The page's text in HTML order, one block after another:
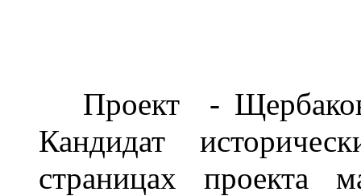
Проект -
Кандидат
страницах проекта